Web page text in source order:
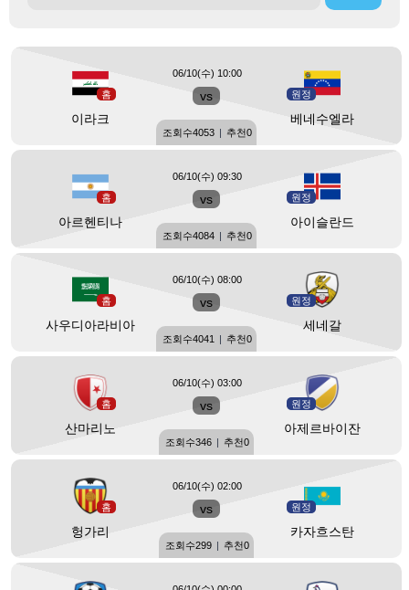
홈
이라크
vs 원정
베네수엘라
06/10(수) 10:00
조회수4053 | 추천0
홈
아르헨티나
vs 원정
아이슬란드
06/10(수) 09:30
조회수4084 | 추천0
홈
사우디아라비아
vs 원정
세네갈
06/10(수) 08:00
조회수4041 | 추천0
홈
산마리노
vs 원정
아제르바이잔
06/10(수) 03:00
조회수346 | 추천0
홈
헝가리
vs 원정
카자흐스탄
06/10(수) 02:00
조회수299 | 추천0